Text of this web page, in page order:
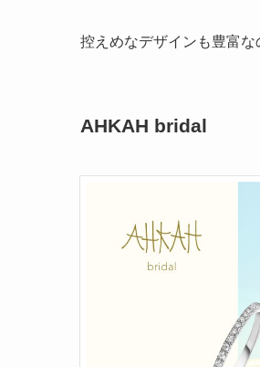
控えめなデザインも豊富
AHKAH bridal